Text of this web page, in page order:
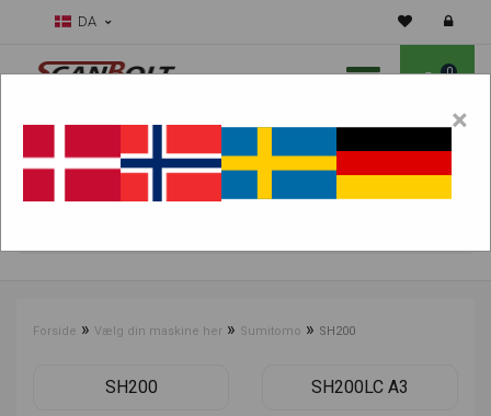
DA
0
Forside » Vælg din maskine her » Sumitomo » SH200
SH200 SH200LC A3
×